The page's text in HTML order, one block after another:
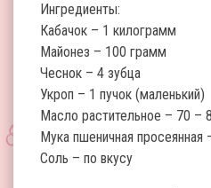
Ингредиенты:
Кабачок – 1 килограмм
Майонез – 100 грамм
Чеснок – 4 зубца
Укроп – 1 пучок (маленький)
Масло растительное – 70 –
Мука пшеничная просеянная
Соль – по вкусу